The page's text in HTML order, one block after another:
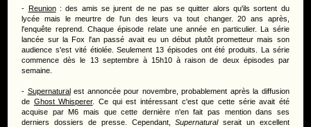
- Reunion: des amis se jurent de ne pas se quitter alors qu'ils sortent du
lycée mais le meurtre de l'un des leurs va tout changer. 20 ans après,
l'enquête reprend. Chaque épisode relate une année en particulier. La série
lancée sur la Fox l'an passé avait eu un début plutôt prometteur mais son
audience s'est vité étiolée. Seulement 13 épisodes ont été produits. La série
commence dès le 13 septembre à 15h10 à raison de deux épisodes par
semaine.
- Supernaturalest annoncée pour novembre, probablement après la diffusion
de Ghost Whisperer. Ce qui est intéressant c'est que cette série avait été
acquise par M6 mais que cette dernière n'en fait pas mention dans ses
derniers dossiers de presse. Cependant,Supernaturalserait un excellent